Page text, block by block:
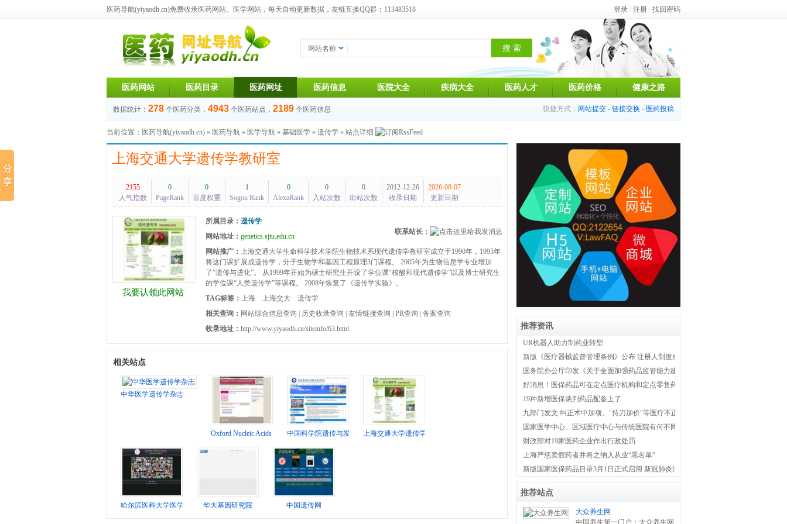
医药导航(yiyaodh.cn)免费收录医药网站、医学网站，每天自动更新数据，友链互换QQ群：113483518 登录 / 注册 / 找回密码
网站名称
医药网站 医药目录 医药网址 医药信息 医院大全 疾病大全 医药人才 医药价格 健康之路
数据统计： 278 个医药分类， 4943 个医药站点， 2189 个医药信息 快捷方式： 网站提交 - 链接交换 - 医药投稿
当前位置： 医药导航(yiyaodh.cn) » 医药导航 » 医学导航 » 基础医学 » 遗传学 » 站点详细
上海交通大学遗传学教研室
2155
人气指数
0
PageRank
0
百度权重
1
Sogou Rank
0
AlexaRank
0
入站次数
0
出站次数
2012-12-26
收录日期
2026-08-07
更新日期
我要认领此网站
所属目录： 遗传学
联系站长：
网站地址： genetics.sjtu.edu.cn
网站推广： 上海交通大学生命科学技术学院生物技术系现代遗传学教研室成立于1990年，1995年
将这门课扩展成遗传学，分子生物学和基因工程原理3门课程。 2005年为生物信息学专业增加
了“遗传与进化”。 从1999年开始为硕士研究生开设了学位课“核酸和现代遗传学”以及博士研究生
的学位课“人类遗传学”等课程。 2008年恢复了《遗传学实验》。
TAG标签： 上海 上海交大
遗传学
相关查询： 网站综合信息查询 历史收录查询 友情链接查询 PR查询
备案查询
收录地址： http://www.yiyaodh.cn/siteinfo/63.html
相关站点
中华医学遗传学杂志
Oxford Nucleic Acids Symposium Series中国科学院遗传与发育生物学研究所上海交通大学遗传学教研室
哈尔滨医科大学医学遗传学研究室华大基因研究院 中国遗传网
推荐资讯
UR机器人助力制药业转型
新版《医疗器械监督管理条例》公布 注册人制度成为新监管体系主线
国务院办公厅印发《关于全面加强药品监管能力建设的实施意见》
好消息！医保药品可在定点医疗机构和定点零售药店双通道购买
19种新增医保谈判药品配备上了
九部门发文:纠正术中加项、"持刀加价"等医疗不正之风
国家医学中心、区域医疗中心与传统医院有何不同？国家卫健委权威解答！
财政部对19家医药企业作出行政处罚
上海严惩卖假药者并将之纳入从业“黑名单”
新版国家医保药品目录3月1日正式启用 新冠肺炎治疗药品全部纳入医保
推荐站点
大众养生网
中国养生第一门户：大众养生网